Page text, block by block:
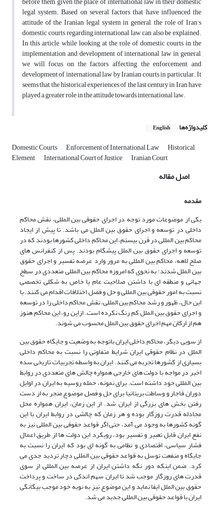
legal system. Based on several factors that have influenced the
attitude of the Iranian legal system in general, the role of Iran's
domestic courts regarding international law can also be explained.
In this article, while looking at the role of domestic courts in the
implementation and development of international law in general,
we will focus on the factors affecting the enforcement and
development of international law by Iranian courts in particular. It
seems that the historical experiences of the last century in Iran have
played a greater role in the attitude towards international law.
کلیدواژه‌ها English
Domestic Courts Enforcement of International Law Historical
Element International Court of Justice Iranian Court
اصل مقاله
مقدمه
یکی از موضوعات مورد توجه در اجرای حقوقی بین المللی، نقش محاکم
داخلی در توسعه و اجرای حقوق بین الملل می باشد. تا پیش از ایجاد
محاکم بین المللی در قرن بیستم، این محاکم داخلی کشورها بودند که در
توسعه و اجرای حقوق بین الملل پیشگام بودند. پس از کنفرانس های
صلح لاهه، محاکم بین المللی به مرور وارد عرصه تفسیر و اجرای حقوق
بین الملل شدند؛ به نحوی که امروزه محاکم بین المللی متعددی در سطح
جهانی و منطقه ای با داشتن صلاحیت عام یا خاص به شکلی تخصصی
نسبت به امور حقوقی بین المللی و حل و فصل اختلافات اقدام می کنند. با
این حال، ظهور و رشد محاکم بین المللی، نقش محاکم داخلی را در توسعه
و اجرای حقوق بین الملل کم رنگ نکرده است. ازاین رو، این محاکم هنوز
هم از ارکان مهم اجرای حقوق بین الملل محسوب می شوند.
از سویی دیگر، محاکم داخلی ایران باتوجه به وضعیت و جایگاه حقوق بین
الملل در نظام حقوقی ایران شرایط متفاوتی را نسبت به محاکم داخلی
بسیاری از کشورها تجربه می کنند. ایران به واسطه تجربیات تاریخی سده
اخیر در مواجه با دولت های خارجی همواره چالش های متعددی در روابط
بین المللی خود داشته است. برای نمونه، حمله روسیه به ایران در اوایل
دوران قاجار و وساطت بریتانیا برای حل و فصل موضوع منجر به از دست
رفتن بخش های بزرگی از ایران شد. از این زمان، ایران همواره محل
مجادله قدرت روزگار بوده و هر زمان که چالشی در روابط ایران با این
گونه کشورها به وجود می آمد، حتی اگر قواعد حقوقی بین المللی نیز به
نفع ایران قابل تعبیر و تفسیر بود، رویکرد این دولت ها از طریق اعمال
فشار سیاسی، اقتصادی و نظامی به گونه ای بود که ایران را نسبت به
جایگاه و منفعت توسل به قواعد حقوقی بین المللی دچار تردید جدی می
کرد. ضمن اینکه دور نگه داشتن ایران از عرصه بین المللی از سوی
قدرت های روزگار موجب شد تا ایران سهم اندکی در ساخت و پرداخت
حقوق بین الملل ایفا نماید و این موضوع نیز به نوبه خود موجب بیگانگی
ایران با قواعد حقوقی بین المللی جدید می شد.